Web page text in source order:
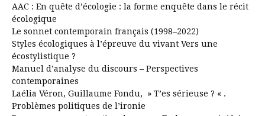
AAC : En quête d’écologie : la forme enquête dans le récit
écologique
Le sonnet contemporain français (1998–2022)
Styles écologiques à l’épreuve du vivant Vers une
écostylistique ?
Manuel d’analyse du discours – Perspectives
contemporaines
Laélia Véron, Guillaume Fondu, » T’es sérieuse ? « .
Problèmes politiques de l’ironie